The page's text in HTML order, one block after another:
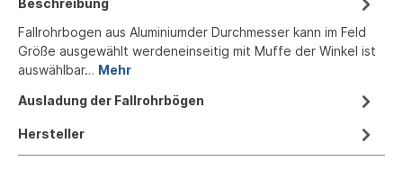
Beschreibung
Fallrohrbogen aus Aluminiumder Durchmesser kann im Feld
Größe ausgewählt werdeneinseitig mit Muffe der Winkel ist
auswählbar… Mehr
Ausladung der Fallrohrbögen
Hersteller